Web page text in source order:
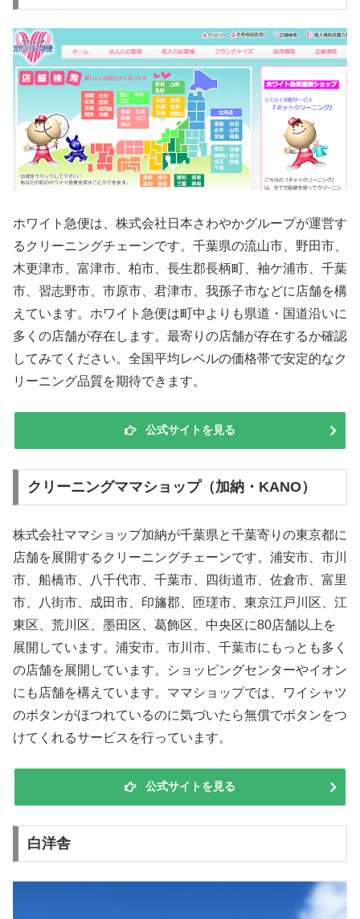
ホワイト急便は、株式会社日本さわやかグループが運営す
るクリーニングチェーンです。千葉県の流山市、野田市、
木更津市、富津市、柏市、長生郡長柄町、袖ケ浦市、千葉
市、習志野市、市原市、君津市、我孫子市などに店舗を構
えています。ホワイト急便は町中よりも県道・国道沿いに
多くの店舗が存在します。最寄りの店舗が存在するか確認
してみてください。全国平均レベルの価格帯で安定的なク
リーニング品質を期待できます。
公式サイトを見る
クリーニングママショップ（加納・KANO）
株式会社ママショップ加納が千葉県と千葉寄りの東京都に
店舗を展開するクリーニングチェーンです。浦安市、市川
市、船橋市、八千代市、千葉市、四街道市、佐倉市、富里
市、八街市、成田市、印旛郡、匝瑳市、東京江戸川区、江
東区、荒川区、墨田区、葛飾区、中央区に80店舗以上を
展開しています。浦安市、市川市、千葉市にもっとも多く
の店舗を展開しています。ショッピングセンターやイオン
にも店舗を構えています。ママショップでは、ワイシャツ
のボタンがほつれているのに気づいたら無償でボタンをつ
けてくれるサービスを行っています。
公式サイトを見る
白洋舎